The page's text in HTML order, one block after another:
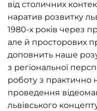
від столичних
наратив розвитку
1980-х років через
але й просторових
доповнить наше
з регіональної
роботу з практично
проведення
львівського